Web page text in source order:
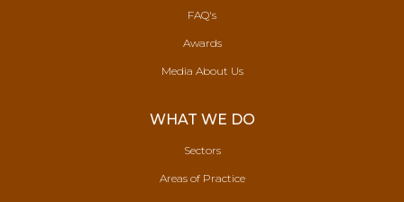
FAQ's
Awards
Media About Us
WHAT WE DO
Sectors
Areas of Practice